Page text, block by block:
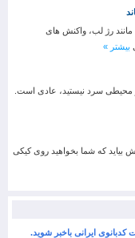
رژ لب، واکنش های
بیشتر »
سرد نیستید، عادی است.
که شما بخواهید روی کیکی
ایرانی باخبر شوید.